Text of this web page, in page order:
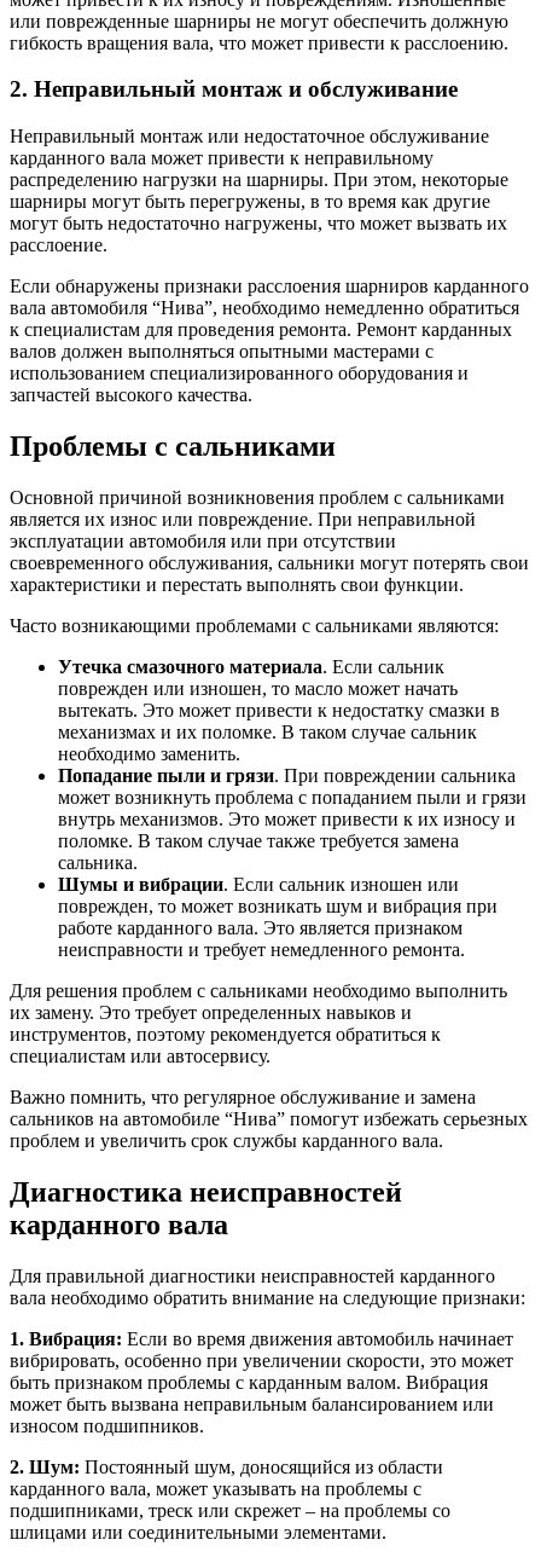
или поврежденные шарниры не могут обеспечить должную
гибкость вращения вала, что может привести к расслоению.
2. Неправильный монтаж и обслуживание
Неправильный монтаж или недостаточное обслуживание
карданного вала может привести к неправильному
распределению нагрузки на шарниры. При этом, некоторые
шарниры могут быть перегружены, в то время как другие
могут быть недостаточно нагружены, что может вызвать их
расслоение.
Если обнаружены признаки расслоения шарниров карданного
вала автомобиля “Нива”, необходимо немедленно обратиться
к специалистам для проведения ремонта. Ремонт карданных
валов должен выполняться опытными мастерами с
использованием специализированного оборудования и
запчастей высокого качества.
Проблемы с сальниками
Основной причиной возникновения проблем с сальниками
является их износ или повреждение. При неправильной
эксплуатации автомобиля или при отсутствии
своевременного обслуживания, сальники могут потерять свои
характеристики и перестать выполнять свои функции.
Часто возникающими проблемами с сальниками являются:
Утечка смазочного материала. Если сальник
поврежден или изношен, то масло может начать
вытекать. Это может привести к недостатку смазки в
механизмах и их поломке. В таком случае сальник
необходимо заменить.
Попадание пыли и грязи. При повреждении сальника
может возникнуть проблема с попаданием пыли и грязи
внутрь механизмов. Это может привести к их износу и
поломке. В таком случае также требуется замена
сальника.
Шумы и вибрации. Если сальник изношен или
поврежден, то может возникать шум и вибрация при
работе карданного вала. Это является признаком
неисправности и требует немедленного ремонта.
Для решения проблем с сальниками необходимо выполнить
их замену. Это требует определенных навыков и
инструментов, поэтому рекомендуется обратиться к
специалистам или автосервису.
Важно помнить, что регулярное обслуживание и замена
сальников на автомобиле “Нива” помогут избежать серьезных
проблем и увеличить срок службы карданного вала.
Диагностика неисправностей
карданного вала
Для правильной диагностики неисправностей карданного
вала необходимо обратить внимание на следующие признаки:
1. Вибрация: Если во время движения автомобиль начинает
вибрировать, особенно при увеличении скорости, это может
быть признаком проблемы с карданным валом. Вибрация
может быть вызвана неправильным балансированием или
износом подшипников.
2. Шум: Постоянный шум, доносящийся из области
карданного вала, может указывать на проблемы с
подшипниками, треск или скрежет – на проблемы со
шлицами или соединительными элементами.